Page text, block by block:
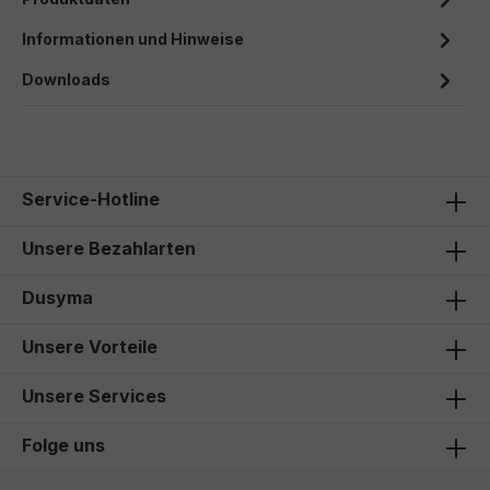
Informationen und Hinweise
Downloads
Service-Hotline
Unsere Bezahlarten
Dusyma
Unsere Vorteile
Unsere Services
Folge uns